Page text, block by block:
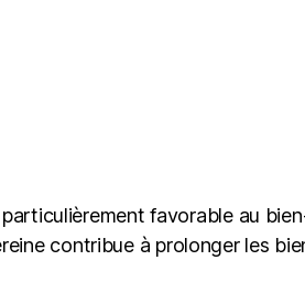
favorable au
contribue à prolonger les